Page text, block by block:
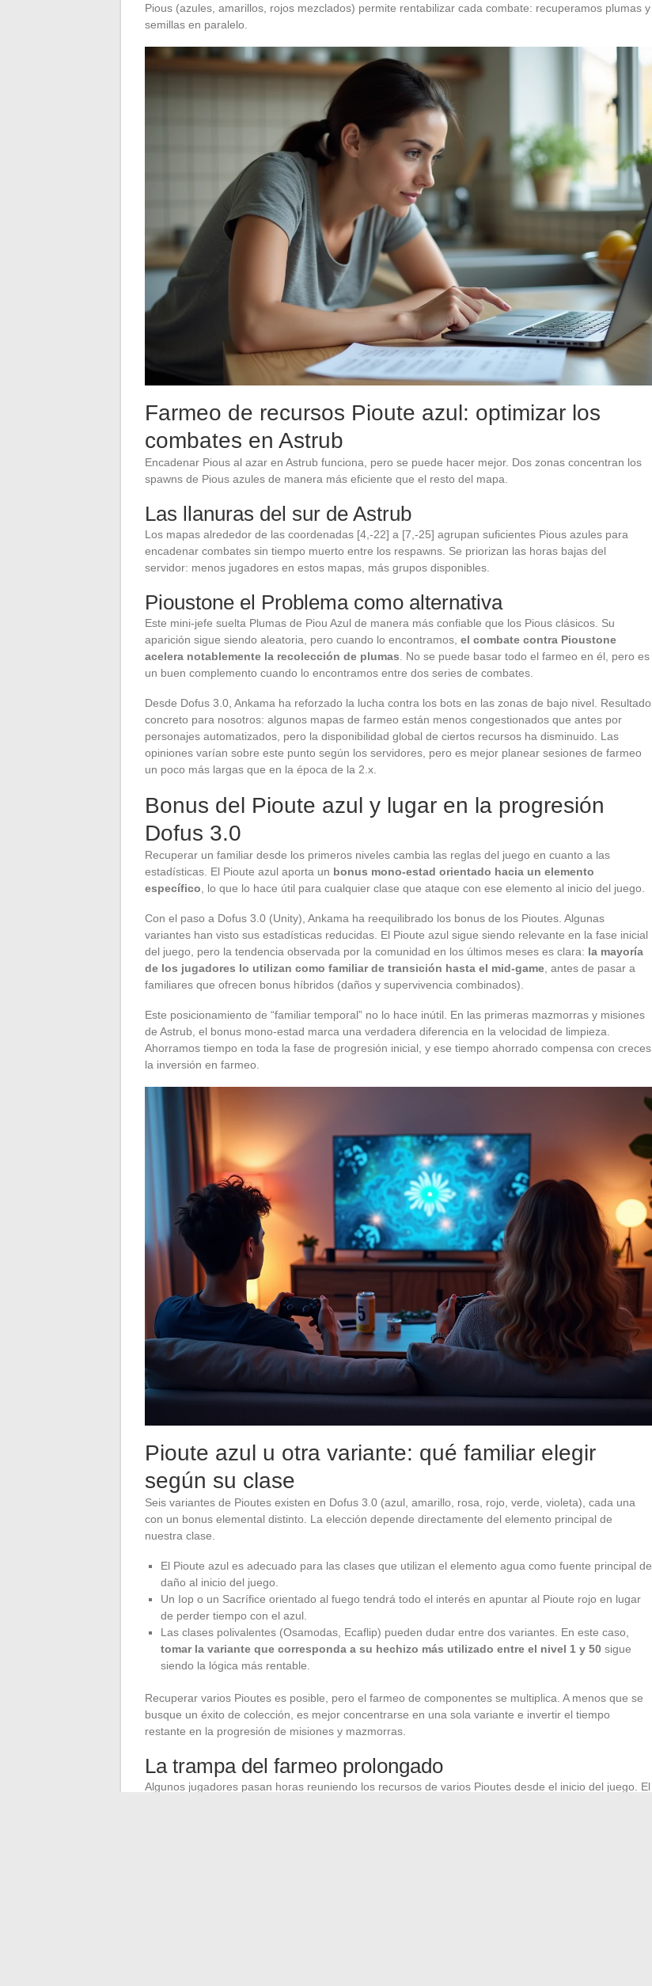
Pious (azules, amarillos, rojos mezclados) permite rentabilizar cada combate: recuperamos plumas y
semillas en paralelo.
Farmeo de recursos Pioute azul: optimizar los
combates en Astrub
Encadenar Pious al azar en Astrub funciona, pero se puede hacer mejor. Dos zonas concentran los
spawns de Pious azules de manera más eficiente que el resto del mapa.
Las llanuras del sur de Astrub
Los mapas alrededor de las coordenadas [4,-22] a [7,-25] agrupan suficientes Pious azules para
encadenar combates sin tiempo muerto entre los respawns. Se priorizan las horas bajas del
servidor: menos jugadores en estos mapas, más grupos disponibles.
Pioustone el Problema como alternativa
Este mini-jefe suelta Plumas de Piou Azul de manera más confiable que los Pious clásicos. Su
aparición sigue siendo aleatoria, pero cuando lo encontramos, el combate contra Pioustone
acelera notablemente la recolección de plumas . No se puede basar todo el farmeo en él, pero es
un buen complemento cuando lo encontramos entre dos series de combates.
Desde Dofus 3.0, Ankama ha reforzado la lucha contra los bots en las zonas de bajo nivel. Resultado
concreto para nosotros: algunos mapas de farmeo están menos congestionados que antes por
personajes automatizados, pero la disponibilidad global de ciertos recursos ha disminuido. Las
opiniones varían sobre este punto según los servidores, pero es mejor planear sesiones de farmeo
un poco más largas que en la época de la 2.x.
Bonus del Pioute azul y lugar en la progresión
Dofus 3.0
Recuperar un familiar desde los primeros niveles cambia las reglas del juego en cuanto a las
estadísticas. El Pioute azul aporta un bonus mono-estad orientado hacia un elemento
específico , lo que lo hace útil para cualquier clase que ataque con ese elemento al inicio del juego.
Con el paso a Dofus 3.0 (Unity), Ankama ha reequilibrado los bonus de los Pioutes. Algunas
variantes han visto sus estadísticas reducidas. El Pioute azul sigue siendo relevante en la fase inicial
del juego, pero la tendencia observada por la comunidad en los últimos meses es clara: la mayoría
de los jugadores lo utilizan como familiar de transición hasta el mid-game , antes de pasar a
familiares que ofrecen bonus híbridos (daños y supervivencia combinados).
Este posicionamiento de “familiar temporal” no lo hace inútil. En las primeras mazmorras y misiones
de Astrub, el bonus mono-estad marca una verdadera diferencia en la velocidad de limpieza.
Ahorramos tiempo en toda la fase de progresión inicial, y ese tiempo ahorrado compensa con creces
la inversión en farmeo.
Pioute azul u otra variante: qué familiar elegir
según su clase
Seis variantes de Pioutes existen en Dofus 3.0 (azul, amarillo, rosa, rojo, verde, violeta), cada una
con un bonus elemental distinto. La elección depende directamente del elemento principal de
nuestra clase.
El Pioute azul es adecuado para las clases que utilizan el elemento agua como fuente principal de
daño al inicio del juego.
Un Iop o un Sacrífice orientado al fuego tendrá todo el interés en apuntar al Pioute rojo en lugar
de perder tiempo con el azul.
Las clases polivalentes (Osamodas, Ecaflip) pueden dudar entre dos variantes. En este caso,
tomar la variante que corresponda a su hechizo más utilizado entre el nivel 1 y 50 sigue
siendo la lógica más rentable.
Recuperar varios Pioutes es posible, pero el farmeo de componentes se multiplica. A menos que se
busque un éxito de colección, es mejor concentrarse en una sola variante e invertir el tiempo
restante en la progresión de misiones y mazmorras.
La trampa del farmeo prolongado
Algunos jugadores pasan horas reuniendo los recursos de varios Pioutes desde el inicio del juego. El